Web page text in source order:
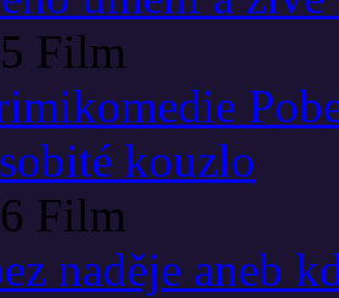
Film
kouzlo
Film
naděje aneb